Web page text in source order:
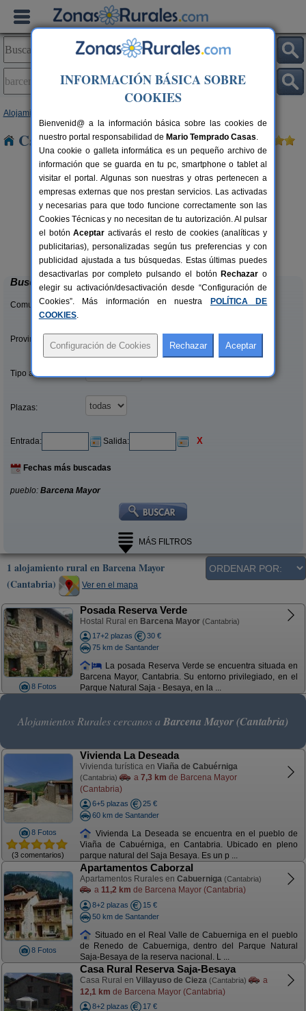
Alojamientos
Casas Rurales en Barcena Mayor
33+1 pers.
desde24 €
Casa Rural Campoo
Naveda (Cantabria)
Buscar
Comunidades:
Provincias/Islas:
Tipo alquiler:
Plazas:
Entrada: Salida: X
Fechas más buscadas
pueblo: Barcena Mayor
MÁS FILTROS
1 alojamiento rural en Barcena Mayor
(Cantabria)
Ver en el mapa
8 Fotos
Posada Reserva Verde
Hostal Rural en Barcena Mayor (Cantabria)
17+2 plazas
30 €
75 km de Santander
La posada Reserva Verde se encuentra situada en
Barcena Mayor, Cantabria. Su entorno privilegiado, en el
Parque Natural Saja - Besaya, en la ...
Alojamientos Rurales cercanos a Barcena Mayor (Cantabria)
8 Fotos
(3 comentarios)
Vivienda La Deseada
Vivienda turística en Viaña de Cabuérniga
(Cantabria) a 7,3 km de Barcena Mayor
(Cantabria)
6+5 plazas
25 €
60 km de Santander
Vivienda La Deseada se encuentra en el pueblo de
Viaña de Cabuérniga, en Cantabria. Ubicado en pleno
parque natural del Saja Besaya. Es un p ...
8 Fotos
Apartamentos Caborzal
Apartamentos Rurales en Cabuerniga (Cantabria)
a 11,2 km de Barcena Mayor (Cantabria)
8+2 plazas
15 €
50 km de Santander
Situado en el Real Valle de Cabuerniga en el pueblo
de Renedo de Cabuerniga, dentro del Parque Natural
Saja-Besaya de la reserva nacional. L ...
Casa Rural Reserva Saja-Besaya
Casa Rural en Villayuso de Cieza (Cantabria)
a
12,1 km de Barcena Mayor (Cantabria)
8+2 plazas
17 €
INFORMACIÓN BÁSICA SOBRE
COOKIES
Bienvenid@ a la información básica sobre las cookies de
nuestro portal responsabilidad de Mario Temprado Casas.
Una cookie o galleta informática es un pequeño archivo de
información que se guarda en tu pc, smartphone o tablet al
visitar el portal. Algunas son nuestras y otras pertenecen a
empresas externas que nos prestan servicios. Las activadas
y necesarias para que todo funcione correctamente son las
Cookies Técnicas y no necesitan de tu autorización. Al pulsar
el botónAceptar activarás el resto de cookies (analíticas y
publicitarias), personalizadas según tus preferencias y con
publicidad ajustada a tus búsquedas. Estas últimas puedes
desactivarlas por completo pulsando el botón Rechazar o
elegir su activación/desactivación desde “Configuración de
Cookies”. Más información en nuestra
POLÍTICA DE
COOKIES.